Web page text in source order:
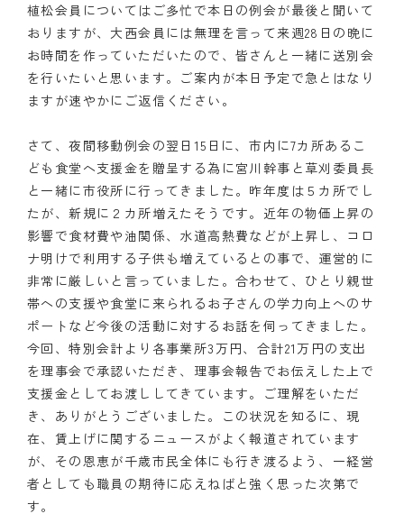
植松会員についてはご多忙で本日の例会が最後と聞いて
おりますが、大西会員には無理を言って来週28日の晩に
お時間を作っていただいたので、皆さんと一緒に送別会
を行いたいと思います。ご案内が本日予定で急とはなり
ますが速やかにご返信ください。
さて、夜間移動例会の翌日15日に、市内に7カ所あるこ
ども食堂へ支援金を贈呈する為に宮川幹事と草刈委員長
と一緒に市役所に行ってきました。昨年度は５カ所でし
たが、新規に２カ所増えたそうです。近年の物価上昇の
影響で食材費や油関係、水道高熱費などが上昇し、コロ
ナ明けで利用する子供も増えているとの事で、運営的に
非常に厳しいと言っていました。合わせて、ひとり親世
帯への支援や食堂に来られるお子さんの学力向上へのサ
ポートなど今後の活動に対するお話を伺ってきました。
今回、特別会計より各事業所3万円、合計21万円の支出
を理事会で承認いただき、理事会報告でお伝えした上で
支援金としてお渡ししてきています。ご理解をいただ
き、ありがとうございました。この状況を知るに、現
在、賃上げに関するニュースがよく報道されています
が、その恩恵が千歳市民全体にも行き渡るよう、一経営
者としても職員の期待に応えねばと強く思った次第で
す。